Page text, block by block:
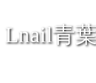
Lnail青